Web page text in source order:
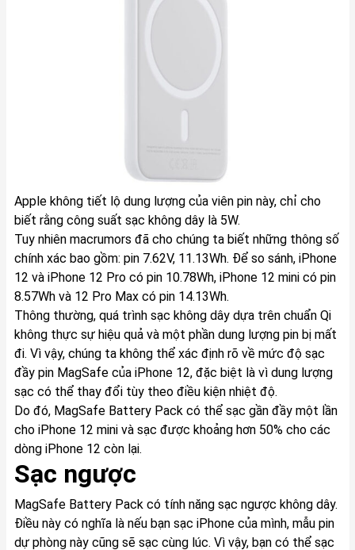
Apple không tiết lộ dung lượng của viên pin này, chỉ cho
biết rằng công suất sạc không dây là 5W.
Tuy nhiên macrumors đã cho chúng ta biết những thông số
chính xác bao gồm: pin 7.62V, 11.13Wh. Để so sánh, iPhone
12‌ và iPhone 12 Pro có pin 10.78Wh, ‌iPhone 12 mini‌ có pin
8.57Wh và 12 Pro Max có pin 14.13Wh.
Thông thường, quá trình sạc không dây dựa trên chuẩn Qi
không thực sự hiệu quả và một phần dung lượng pin bị mất
đi. Vì vậy, chúng ta không thể xác định rõ về mức độ sạc
đầy pin MagSafe của ‌iPhone 12‌, đặc biệt là vì dung lượng
sạc có thể thay đổi tùy theo điều kiện nhiệt độ.
Do đó, MagSafe Battery Pack có thể sạc gần đầy một lần
cho iPhone 12 mini và sạc được khoảng hơn 50% cho các
dòng iPhone 12 còn lại.
Sạc ngược
MagSafe Battery Pack có tính năng sạc ngược không dây.
Điều này có nghĩa là nếu bạn sạc ‌iPhone‌ của mình, mẫu pin
dự phòng này cũng sẽ sạc cùng lúc. Vì vậy, bạn có thể sạc